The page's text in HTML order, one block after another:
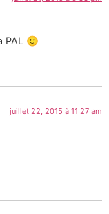
PAL 🙂
juillet 22, 2015 à 11:27 am